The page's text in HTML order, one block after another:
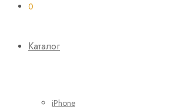
0
Каталог
iPhone